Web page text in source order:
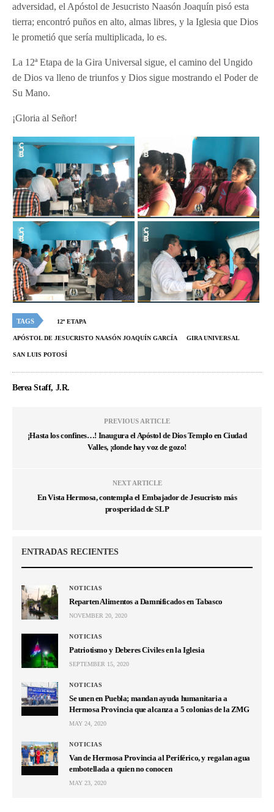
adversidad, el Apóstol de Jesucristo Naasón Joaquín pisó esta
tierra; encontró puños en alto, almas libres, y la Iglesia que Dios
le prometió que sería multiplicada, lo es.
La 12ª Etapa de la Gira Universal sigue, el camino del Ungido
de Dios va lleno de triunfos y Dios sigue mostrando el Poder de
Su Mano.
¡Gloria al Señor!
TAGS 12ª ETAPA
APÓSTOL DE JESUCRISTO NAASÓN JOAQUÍN GARCÍA GIRA UNIVERSAL
SAN LUIS POTOSÍ
Berea Staff, J.R.
PREVIOUS ARTICLE
¡Hasta los confines…! Inaugura el Apóstol de Dios Templo en Ciudad
Valles, ¡donde hay voz de gozo!
NEXT ARTICLE
En Vista Hermosa, contempla el Embajador de Jesucristo más
prosperidad de SLP
ENTRADAS RECIENTES
NOTICIAS
Reparten Alimentos a Damnificados en Tabasco
NOVEMBER 20, 2020
NOTICIAS
Patriotismo y Deberes Civiles en la Iglesia
SEPTEMBER 15, 2020
NOTICIAS
Se unen en Puebla; mandan ayuda humanitaria a
Hermosa Provincia que alcanza a 5 colonias de la ZMG
MAY 24, 2020
NOTICIAS
Van de Hermosa Provincia al Periférico, y regalan agua
embotellada a quien no conocen
MAY 23, 2020